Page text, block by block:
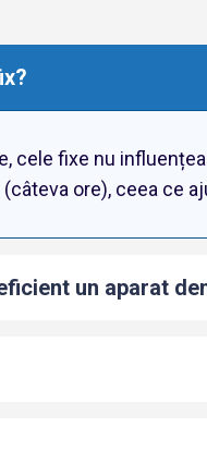
cele fixe nu
ore), ceea ce
un aparat